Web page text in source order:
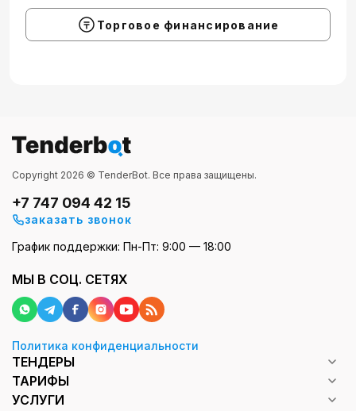
Торговое финансирование
Copyright 2026 © TenderBot. Все права защищены.
+7 747 094 42 15
заказать звонок
График поддержки: Пн-Пт: 9:00 — 18:00
МЫ В СОЦ. СЕТЯХ
Политика конфиденциальности
ТЕНДЕРЫ
ТАРИФЫ
УСЛУГИ